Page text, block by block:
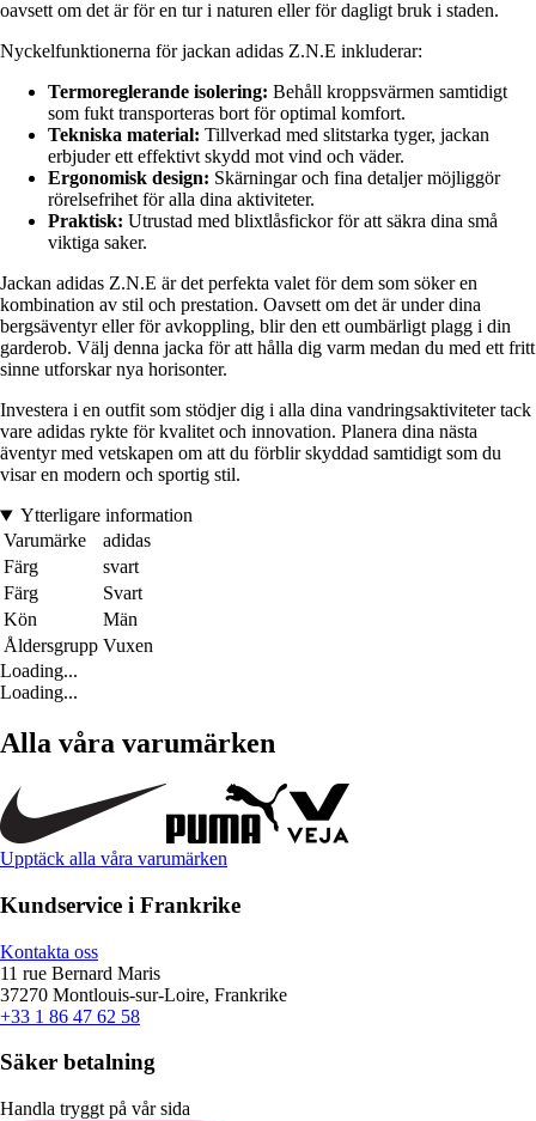
oavsett om det är för en tur i naturen eller för dagligt bruk i staden.
Nyckelfunktionerna för jackan adidas Z.N.E inkluderar:
Termoreglerande isolering: Behåll kroppsvärmen samtidigt
som fukt transporteras bort för optimal komfort.
Tekniska material: Tillverkad med slitstarka tyger, jackan
erbjuder ett effektivt skydd mot vind och väder.
Ergonomisk design: Skärningar och fina detaljer möjliggör
rörelsefrihet för alla dina aktiviteter.
Praktisk: Utrustad med blixtlåsfickor för att säkra dina små
viktiga saker.
Jackan adidas Z.N.E är det perfekta valet för dem som söker en
kombination av stil och prestation. Oavsett om det är under dina
bergsäventyr eller för avkoppling, blir den ett oumbärligt plagg i din
garderob. Välj denna jacka för att hålla dig varm medan du med ett fritt
sinne utforskar nya horisonter.
Investera i en outfit som stödjer dig i alla dina vandringsaktiviteter tack
vare adidas rykte för kvalitet och innovation. Planera dina nästa
äventyr med vetskapen om att du förblir skyddad samtidigt som du
visar en modern och sportig stil.
Ytterligare information
Varumärke
adidas
Färg
svart
Färg
Svart
Kön
Män
Åldersgrupp Vuxen
Loading...
Loading...
Alla våra varumärken
Upptäck alla våra varumärken
Kundservice i Frankrike
Kontakta oss
11 rue Bernard Maris
37270 Montlouis-sur-Loire, Frankrike
+33 1 86 47 62 58
Säker betalning
Handla tryggt på vår sida